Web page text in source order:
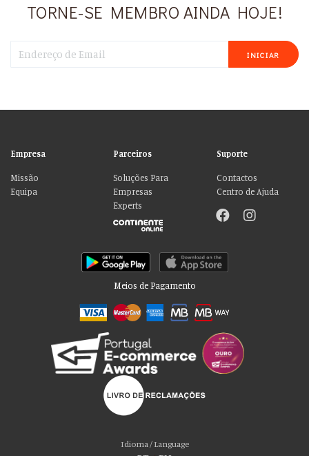
TORNE-SE MEMBRO AINDA HOJE!
INICIAR
Empresa
Missão
Equipa
Parceiros
Soluções Para
Empresas
Experts
Suporte
Contactos
Centro de Ajuda
Meios de Pagamento
Idioma / Language
Por favor aceite as nossas deliciosas
Usamos cookies para personalizar conteúdo e anúncios, fornecer recursos